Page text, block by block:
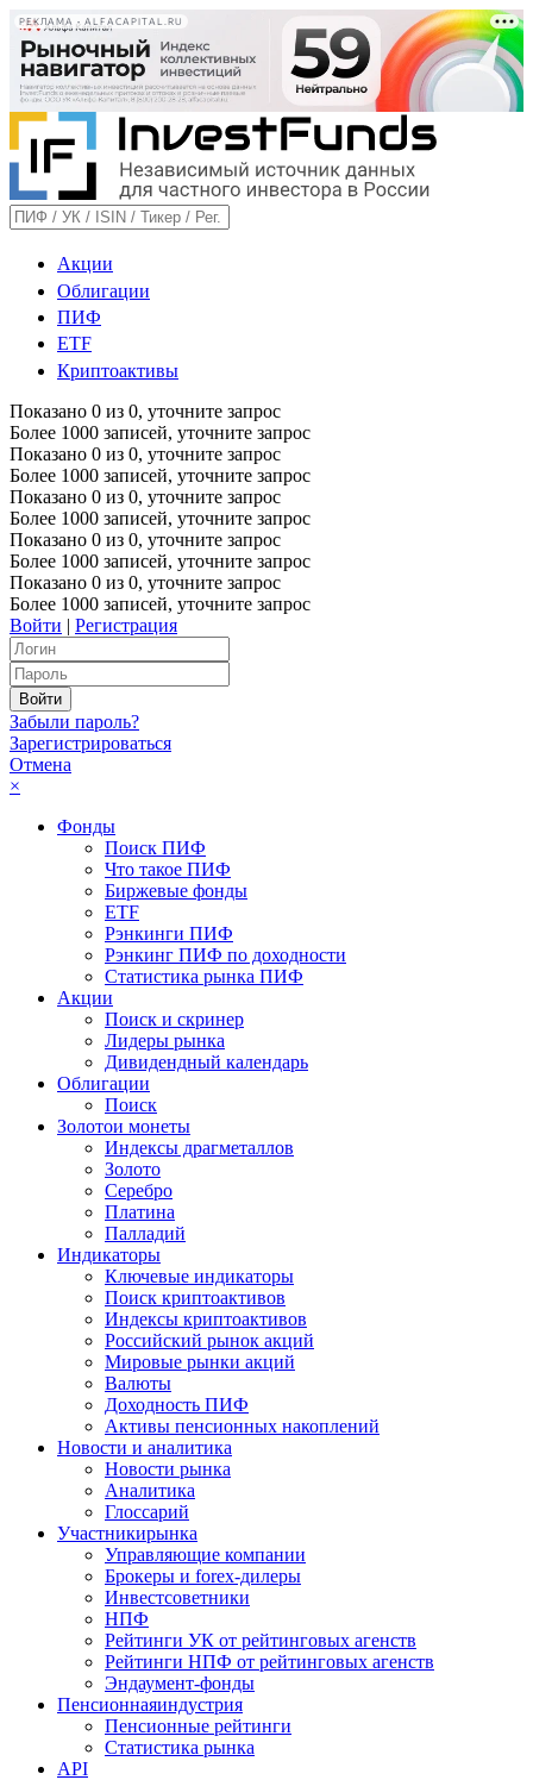
РЕКЛАМА • ALFACAPITAL.RU
Акции
Облигации
ПИФ
ETF
Криптоактивы
Показано 0 из 0, уточните запрос
Более 1000 записей, уточните запрос
Показано 0 из 0, уточните запрос
Более 1000 записей, уточните запрос
Показано 0 из 0, уточните запрос
Более 1000 записей, уточните запрос
Показано 0 из 0, уточните запрос
Более 1000 записей, уточните запрос
Показано 0 из 0, уточните запрос
Более 1000 записей, уточните запрос
Войти | Регистрация
Забыли пароль?
Зарегистрироваться
Отмена
×
Фонды
Поиск ПИФ
Что такое ПИФ
Биржевые фонды
ETF
Рэнкинги ПИФ
Рэнкинг ПИФ по доходности
Статистика рынка ПИФ
Акции
Поиск и скринер
Лидеры рынка
Дивидендный календарь
Облигации
Поиск
Золотои монеты
Индексы драгметаллов
Золото
Серебро
Платина
Палладий
Индикаторы
Ключевые индикаторы
Поиск криптоактивов
Индексы криптоактивов
Российский рынок акций
Мировые рынки акций
Валюты
Доходность ПИФ
Активы пенсионных накоплений
Новости и аналитика
Новости рынка
Аналитика
Глоссарий
Участникирынка
Управляющие компании
Брокеры и forex-дилеры
Инвестсоветники
НПФ
Рейтинги УК от рейтинговых агенств
Рейтинги НПФ от рейтинговых агенств
Эндаумент-фонды
Пенсионнаяиндустрия
Пенсионные рейтинги
Статистика рынка
API